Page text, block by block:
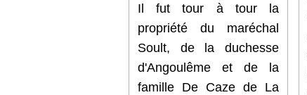
Il fut tour à tour la
propriété du maréchal
Soult, de la duchesse
d'Angoulême et de la
famille De Caze de La